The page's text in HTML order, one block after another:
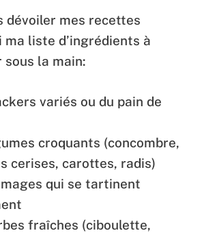
dévoiler mes recettes
liste d’ingrédients à
la main:
variés ou du pain de
croquants (concombre,
cerises, carottes, radis)
qui se tartinent
fraîches (ciboulette,